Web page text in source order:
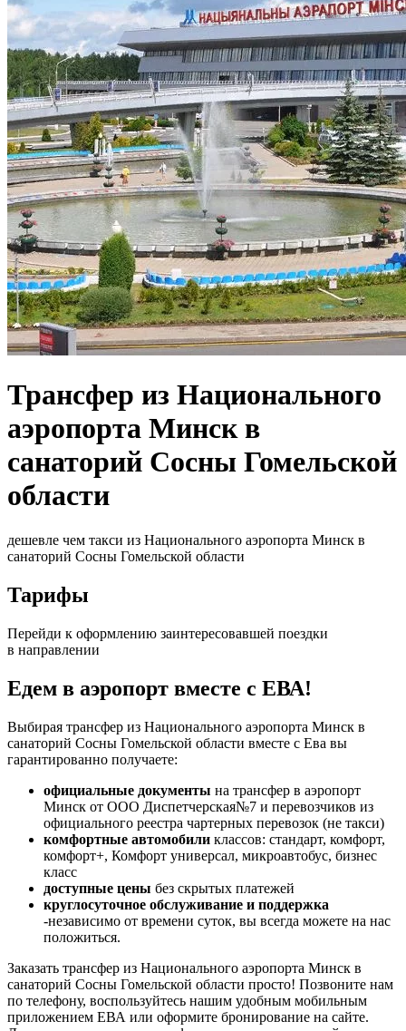
Трансфер из Национального
аэропорта Минск в
санаторий Сосны Гомельской
области
дешевле чем такси из Национального аэропорта Минск в
санаторий Сосны Гомельской области
Тарифы
Перейди к оформлению заинтересовавшей поездки
в направлении
Едем в аэропорт вместе с ЕВА!
Выбирая трансфер из Национального аэропорта Минск в
санаторий Сосны Гомельской области вместе с Ева вы
гарантированно получаете:
официальные документы на трансфер в аэропорт
Минск от ООО Диспетчерская№7 и перевозчиков из
официального реестра чартерных перевозок (не такси)
комфортные автомобили классов: стандарт, комфорт,
комфорт+, Комфорт универсал, микроавтобус, бизнес
класс
доступные цены без скрытых платежей
круглосуточное обслуживание и поддержка
-независимо от времени суток, вы всегда можете на нас
положиться.
Заказать трансфер из Национального аэропорта Минск в
санаторий Сосны Гомельской области просто! Позвоните нам
по телефону, воспользуйтесь нашим удобным мобильным
приложением ЕВА или оформите бронирование на сайте.